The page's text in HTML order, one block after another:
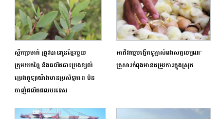
ស្លឹកប្រចាក់ ត្រូវបានកូនខ្មែរមួយ
ក្រុមយកច្នៃ និងផលិតជាប្រេងខ្យល់
ប្រេងកូឡាយ៉ាងមានប្រសិទ្ធភាព មិន
ចាញ់ផលិតផលបរទេស
អាជីវកម្មបង្កើតទូភ្ញាស់ពងសត្វលក្ខណៈ
គ្រួសារកំពុងមានតម្រូវការក្នុងស្រុក